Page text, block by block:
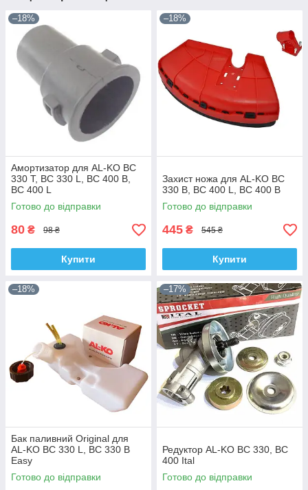
–18%
Амортизатор для AL-KO BC
330 T, BC 330 L, BC 400 B,
BC 400 L
Готово до відправки
80 ₴ 98 ₴
Купити
–18%
Захист ножа для AL-KO BC
330 B, BC 400 L, BC 400 B
Готово до відправки
445 ₴ 545 ₴
Купити
–18%
Бак паливний Original для
AL-KO BC 330 L, BC 330 B
Easy
Готово до відправки
–17%
Редуктор AL-KO BC 330, BC
400 Ital
Готово до відправки